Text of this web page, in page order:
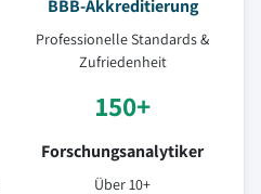
BBB-Akkreditierung
Professionelle Standards &
Zufriedenheit
150+
Forschungsanalytiker
Über 10+